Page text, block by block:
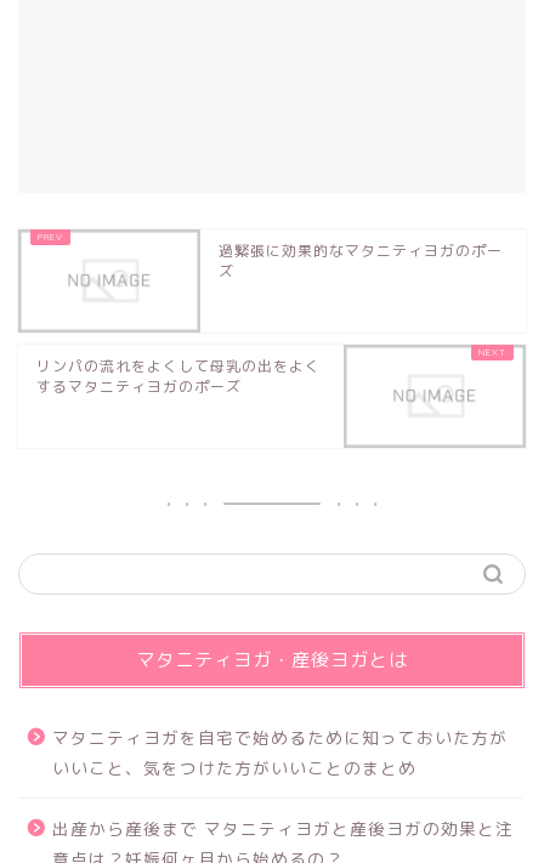
過緊張に効果的なマタニティヨガのポー
ズ
リンパの流れをよくして母乳の出をよく
するマタニティヨガのポーズ
マタニティヨガ・産後ヨガとは
マタニティヨガを自宅で始めるために知っておいた方が
いいこと、気をつけた方がいいことのまとめ
出産から産後まで マタニティヨガと産後ヨガの効果と注
意点は？妊娠何ヶ月から始めるの？